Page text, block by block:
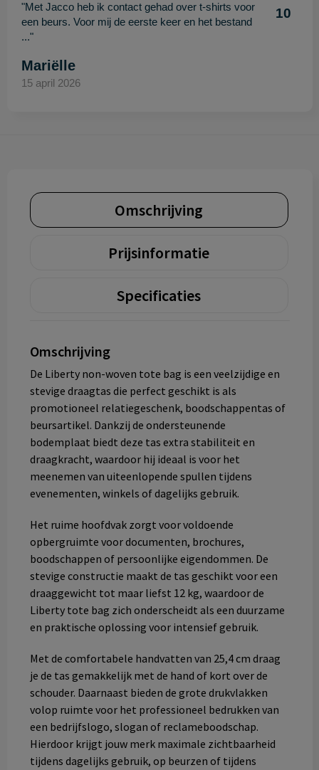
"Met Jacco heb ik contact gehad over t-shirts voor
een beurs. Voor mij de eerste keer en het bestand
..."
10
Mariëlle
15 april 2026
Omschrijving
Prijsinformatie
Specificaties
Omschrijving
De Liberty non-woven tote bag is een veelzijdige en
stevige draagtas die perfect geschikt is als
promotioneel relatiegeschenk, boodschappentas of
beursartikel. Dankzij de ondersteunende
bodemplaat biedt deze tas extra stabiliteit en
draagkracht, waardoor hij ideaal is voor het
meenemen van uiteenlopende spullen tijdens
evenementen, winkels of dagelijks gebruik.
Het ruime hoofdvak zorgt voor voldoende
opbergruimte voor documenten, brochures,
boodschappen of persoonlijke eigendommen. De
stevige constructie maakt de tas geschikt voor een
draaggewicht tot maar liefst 12 kg, waardoor de
Liberty tote bag zich onderscheidt als een duurzame
en praktische oplossing voor intensief gebruik.
Met de comfortabele handvatten van 25,4 cm draag
je de tas gemakkelijk met de hand of kort over de
schouder. Daarnaast bieden de grote drukvlakken
volop ruimte voor het professioneel bedrukken van
een bedrijfslogo, slogan of reclameboodschap.
Hierdoor krijgt jouw merk maximale zichtbaarheid
tijdens dagelijks gebruik, op beurzen of tijdens